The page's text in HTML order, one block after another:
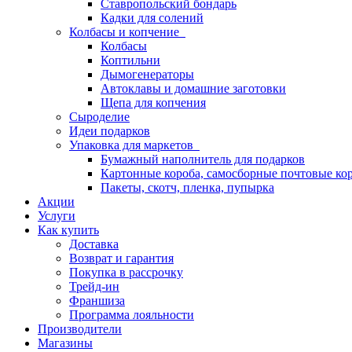
Ставропольский бондарь
Кадки для солений
Колбасы и копчение
Колбасы
Коптильни
Дымогенераторы
Автоклавы и домашние заготовки
Щепа для копчения
Сыроделие
Идеи подарков
Упаковка для маркетов
Бумажный наполнитель для подарков
Картонные короба, самосборные почтовые
Пакеты, скотч, пленка, пупырка
Акции
Услуги
Как купить
Доставка
Возврат и гарантия
Покупка в рассрочку
Трейд-ин
Франшиза
Программа лояльности
Производители
Магазины